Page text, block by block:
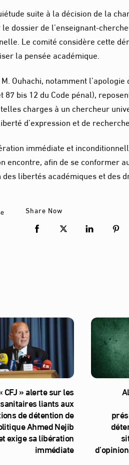
suite à la décision de la
dossier de l’enseignant-
Le comité considère cette
la pensée académique.
Ouhachi, notamment
bis 12 du Code pénal),
charges à un chercheur
d’expression et de
immédiate et
encontre, afin de se conformer
libertés académiques et des
Share Now
CFJ » alerte sur les
liants aux
de détention de
Ahmed Nejib
exige sa libération
immédiate